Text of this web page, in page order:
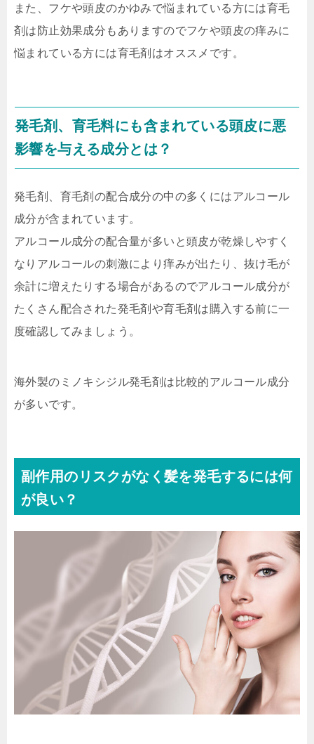
また、フケや頭皮のかゆみで悩まれている方には育毛
剤は防止効果成分もありますのでフケや頭皮の痒みに
悩まれている方には育毛剤はオススメです。
発毛剤、育毛料にも含まれている頭皮に悪
影響を与える成分とは？
発毛剤、育毛剤の配合成分の中の多くにはアルコール
成分が含まれています。
アルコール成分の配合量が多いと頭皮が乾燥しやすく
なりアルコールの刺激により痒みが出たり、抜け毛が
余計に増えたりする場合があるのでアルコール成分が
たくさん配合された発毛剤や育毛剤は購入する前に一
度確認してみましょう。
海外製のミノキシジル発毛剤は比較的アルコール成分
が多いです。
副作用のリスクがなく髪を発毛するには何
が良い？